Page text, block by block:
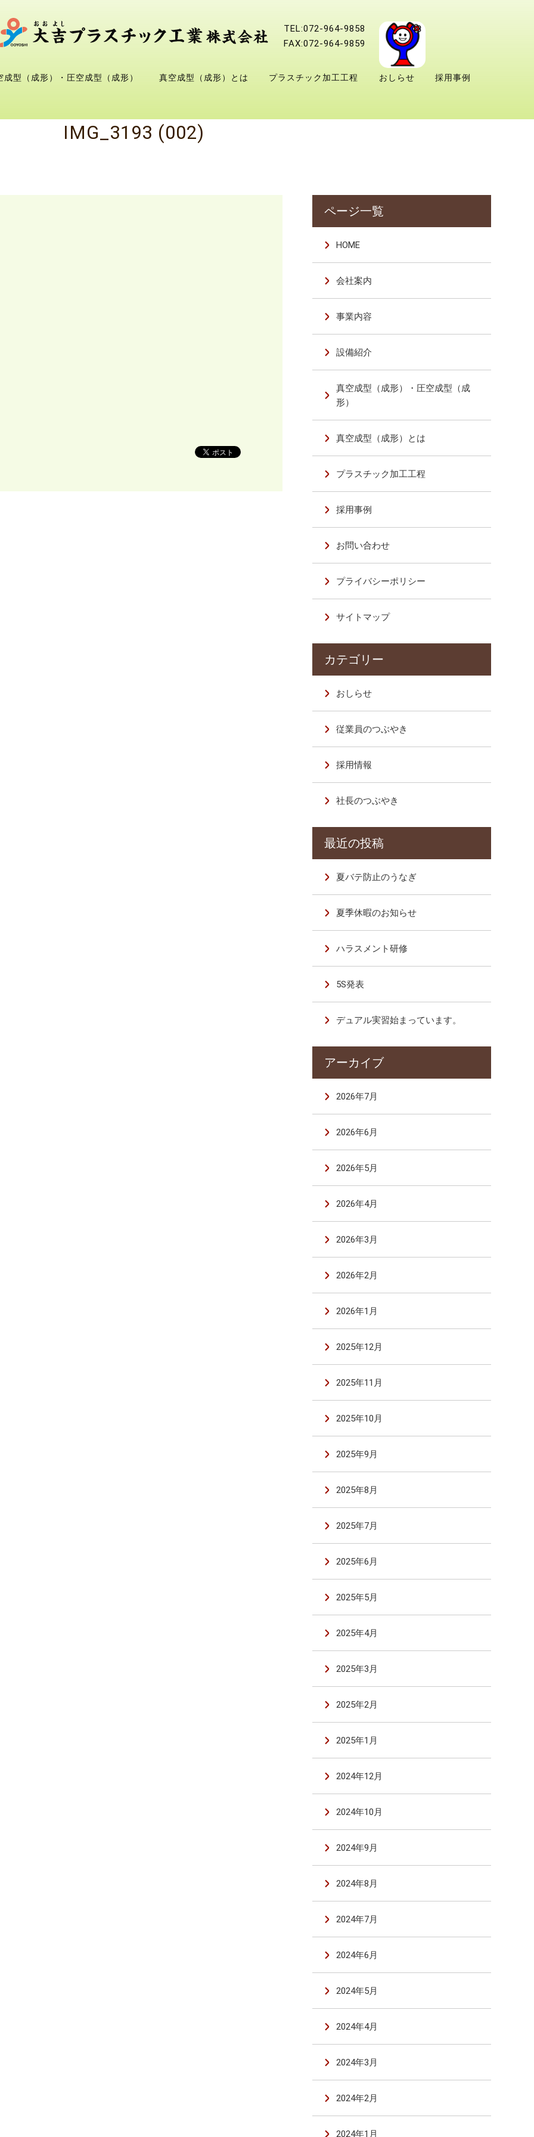
TEL:072-964-9858
FAX:072-964-9859
成型（成形）・圧空成型（成形） 真空成型（成形）とは プラスチック加工工程 おしらせ
採用事例
IMG_3193 (002)
HOME
会社案内
事業内容
設備紹介
真空成型（成形）・圧空成型（成
形）
真空成型（成形）とは
プラスチック加工工程
採用事例
お問い合わせ
プライバシーポリシー
サイトマップ
おしらせ
従業員のつぶやき
採用情報
社長のつぶやき
夏バテ防止のうなぎ
夏季休暇のお知らせ
ハラスメント研修
5S発表
デュアル実習始まっています。
2026年7月
2026年6月
2026年5月
2026年4月
2026年3月
2026年2月
2026年1月
2025年12月
2025年11月
2025年10月
2025年9月
2025年8月
2025年7月
2025年6月
2025年5月
2025年4月
2025年3月
2025年2月
2025年1月
2024年12月
2024年10月
2024年9月
2024年8月
2024年7月
2024年6月
2024年5月
2024年4月
2024年3月
2024年2月
2024年1月